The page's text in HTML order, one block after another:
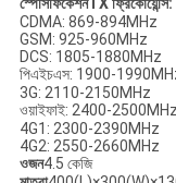
স্পেসিফিকেশনTX ফ্রিকোয়েন্সি:
CDMA: 869-894MHz
GSM: 925-960MHz
DCS: 1805-1880MHz
পিএইচএস: 1900-
3G: 2110-2150MHz
ওয়াইফাই: 2400-2500MHz
4G1: 2300-2390MHz
4G2: 2550-2660MHz
ওজন4.5 কেজি